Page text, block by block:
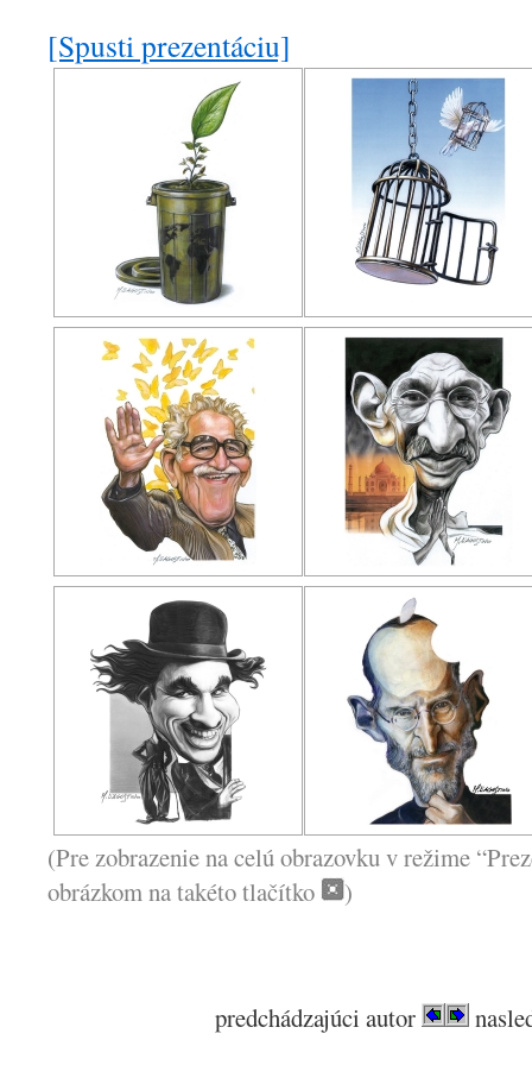
[Spusti prezentáciu]
(Pre zobrazenie na celú obrazovku v režime
obrázkom na takéto tlačítko
)
predchádzajúci autor